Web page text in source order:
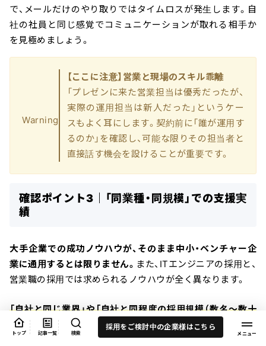
トップ 記事一覧 検索
採用をご検討中の企業様はこちら
で、メールだけのやり取りではタイムロスが発生します。自
社の社員と同じ感覚でコミュニケーションが取れる相手か
を見極めましょう。
Warning
【ここに注意】営業と現場のスキル乖離
「プレゼンに来た営業担当は優秀だったが、
実際の運用担当は新人だった」というケー
スもよく耳にします。契約前に「誰が運用す
るのか」を確認し、可能な限りその担当者と
直接話す機会を設けることが重要です。
確認ポイント3｜「同業種・同規模」での支援実
績
大手企業での成功ノウハウが、そのまま中小・ベンチャー企
業に通用するとは限りません。 また、ITエンジニアの採用と、
営業職の採用では求められるノウハウが全く異なります。
「自社と同じ業界」や「自社と同程度の採用規模（数名〜数十
名など）」での成功事例
があるか、具体的なエピソードを確認
しましょう。自社の状況に近い事例を持っているベンダーほ